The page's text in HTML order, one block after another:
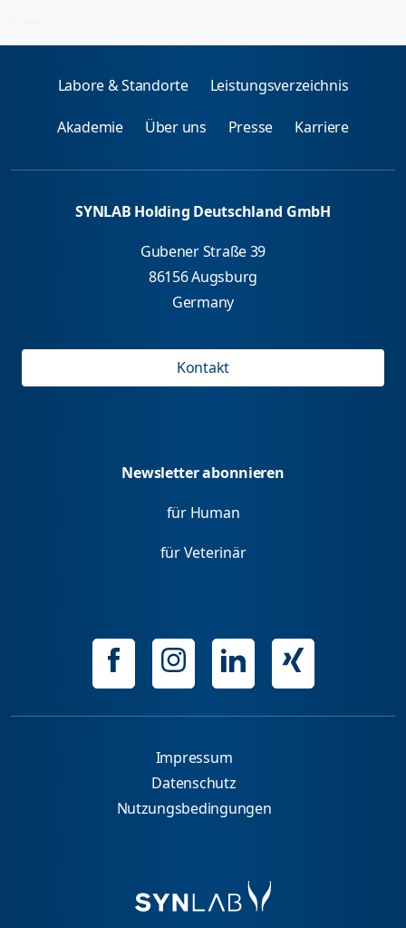
2026-08-06
Labore & Standorte Leistungsverzeichnis
Akademie Über uns Presse Karriere
SYNLAB Holding Deutschland GmbH
Gubener Straße 39
86156 Augsburg
Germany
Kontakt
Newsletter abonnieren
für Human
für Veterinär
Impressum
Datenschutz
Nutzungsbedingungen